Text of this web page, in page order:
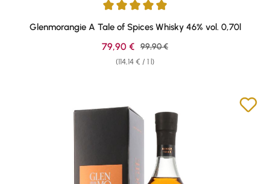
Average rating of 5 out of 5 stars
Glenmorangie A Tale of Spices Whisky 46% vol. 0,70l
(114,14 € / 1 l)
Sale price:
79,90 € Regular price:
99,90 €